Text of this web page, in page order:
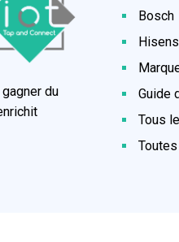
du
Bosch
Guide
Tous